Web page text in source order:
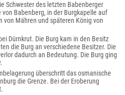
Schwester des letzten Babenberger
Babenberg, in der Burgkapelle auf
von Mähren und späteren König von
Dürnkrut. Die Burg kam in den Besitz
die Burg an verschiedene Besitzer. Die
dadurch an Bedeutung. Die Burg ging
überschritt das osmanische
die Grenze. Bei der Eroberung